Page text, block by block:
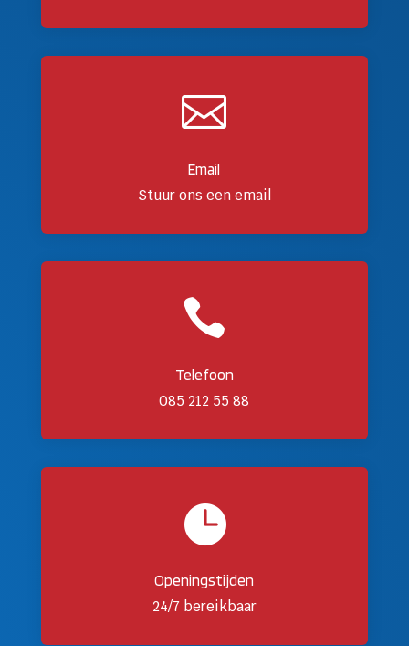

Email
Stuur ons een email

Telefoon
085 212 55 88

Openingstijden
24/7 bereikbaar